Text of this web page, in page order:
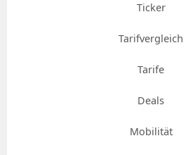
Ticker
Tarifvergleich
Tarife
Deals
Mobilität